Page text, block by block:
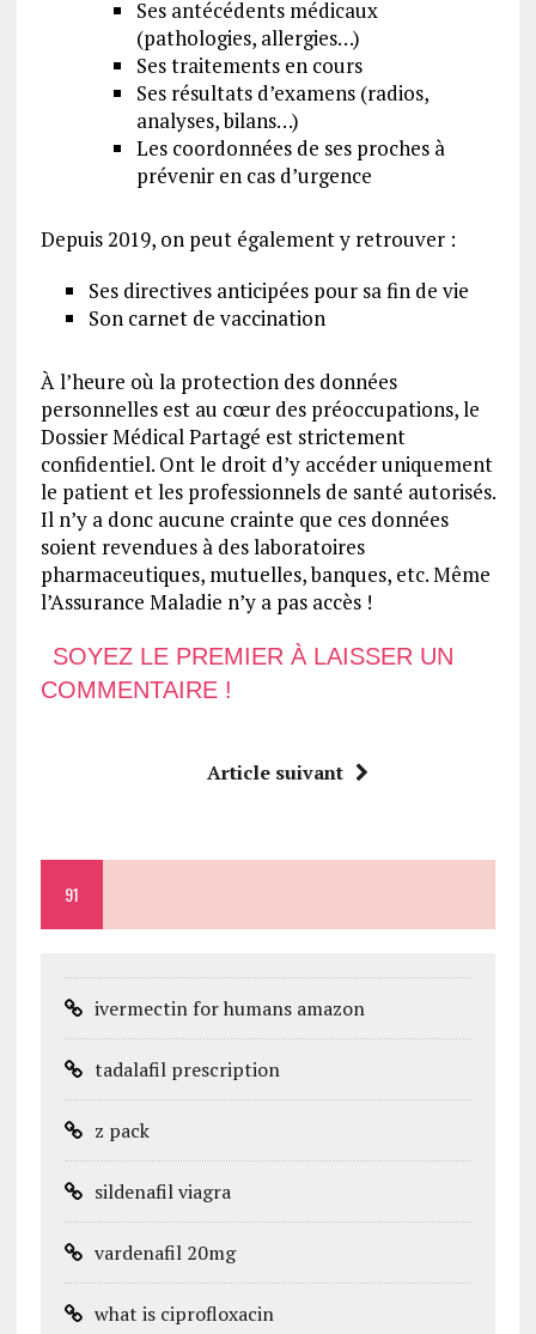
Ses antécédents médicaux
(pathologies, allergies…)
Ses traitements en cours
Ses résultats d’examens (radios,
analyses, bilans…)
Les coordonnées de ses proches à
prévenir en cas d’urgence
Depuis 2019, on peut également y retrouver :
Ses directives anticipées pour sa fin de vie
Son carnet de vaccination
À l’heure où la protection des données
personnelles est au cœur des préoccupations, le
Dossier Médical Partagé est strictement
confidentiel. Ont le droit d’y accéder uniquement
le patient et les professionnels de santé autorisés.
Il n’y a donc aucune crainte que ces données
soient revendues à des laboratoires
pharmaceutiques, mutuelles, banques, etc. Même
l’Assurance Maladie n’y a pas accès !
SOYEZ LE PREMIER À LAISSER UN
COMMENTAIRE !
Article suivant
91
ivermectin for humans amazon
tadalafil prescription
z pack
sildenafil viagra
vardenafil 20mg
what is ciprofloxacin